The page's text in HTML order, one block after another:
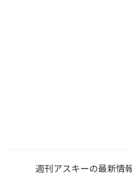
週刊アスキーの最新情